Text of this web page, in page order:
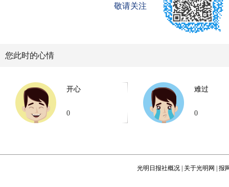
敬请关注
您此时的心情
开心
0
难过
0
光明日报社概况 关于光明网 报